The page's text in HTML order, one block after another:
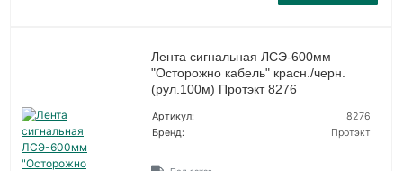
Лента сигнальная ЛСЭ-600мм
"Осторожно кабель" красн./черн.
(рул.100м) Протэкт 8276
Артикул:
8276
Бренд:
Протэкт